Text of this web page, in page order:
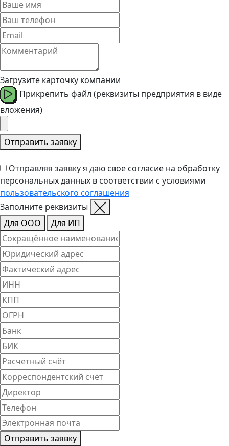
Загрузите карточку компании
Прикрепить файл (реквизиты предприятия в виде
вложения)
Отправить заявку
Отправляя заявку я даю свое согласие на обработку
персональных данных в соответствии с условиями
пользовательского соглашения
Заполните реквизиты
Для ООО
Для ИП
Отправить заявку